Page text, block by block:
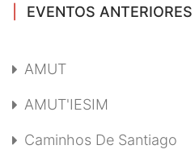
EVENTOS ANTERIORES
AMUT
AMUT'IESIM
Caminhos De Santiago